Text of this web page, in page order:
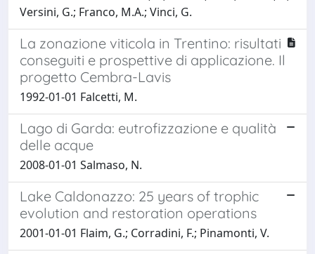
Versini, G.; Franco, M.A.; Vinci, G.
La zonazione viticola in Trentino: risultati
conseguiti e prospettive di applicazione. Il
progetto Cembra-Lavis
1992-01-01 Falcetti, M.
Lago di Garda: eutrofizzazione e qualità
delle acque
2008-01-01 Salmaso, N.
Lake Caldonazzo: 25 years of trophic
evolution and restoration operations
2001-01-01 Flaim, G.; Corradini, F.; Pinamonti, V.